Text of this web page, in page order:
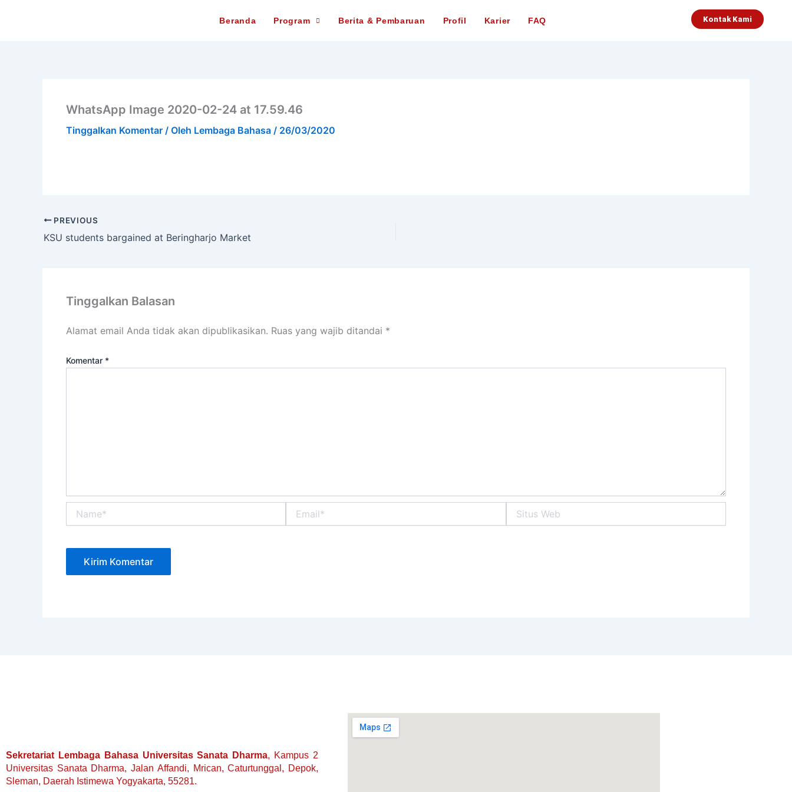
Beranda Program Berita & Pembaruan Profil Karier FAQ Kontak Kami
WhatsApp Image 2020-02-24 at 17.59.46
Tinggalkan Komentar / Oleh Lembaga Bahasa / 26/03/2020
PREVIOUS
KSU students bargained at Beringharjo Market
Tinggalkan Balasan
Alamat email Anda tidak akan dipublikasikan. Ruas yang wajib ditandai *
Komentar *
Web
Sekretariat Lembaga Bahasa Universitas Sanata Dharma, Kampus 2
Universitas Sanata Dharma, Jalan Affandi, Mrican, Caturtunggal, Depok,
Sleman, Daerah Istimewa Yogyakarta, 55281.